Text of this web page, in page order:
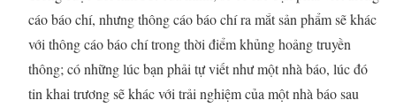
cáo báo chí, nhưng thông cáo báo chí ra mắt sản phẩm sẽ khác
với thông cáo báo chí trong thời điểm khủng hoảng truyền
thông; có những lúc bạn phải tự viết như một nhà báo, lúc đó
tin khai trương sẽ khác với trải nghiệm của một nhà báo sau